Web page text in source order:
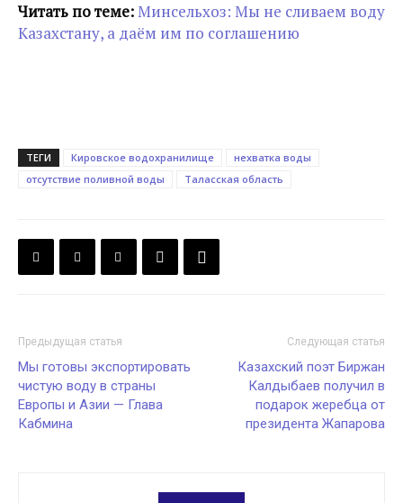
Читать по теме:Минсельхоз: Мы не сливаем воду
Казахстану, а даём им по соглашению
ТЕГИ Кировское водохранилище
нехватка воды
отсутствие поливной воды
Таласская область
Предыдущая статья
Мы готовы экспортировать
чистую воду в страны
Европы и Азии — Глава
Кабмина
Следующая статья
Казахский поэт Биржан
Калдыбаев получил в
подарок жеребца от
президента Жапарова